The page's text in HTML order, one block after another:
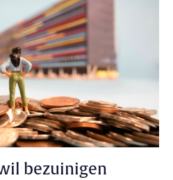
bezuinigen